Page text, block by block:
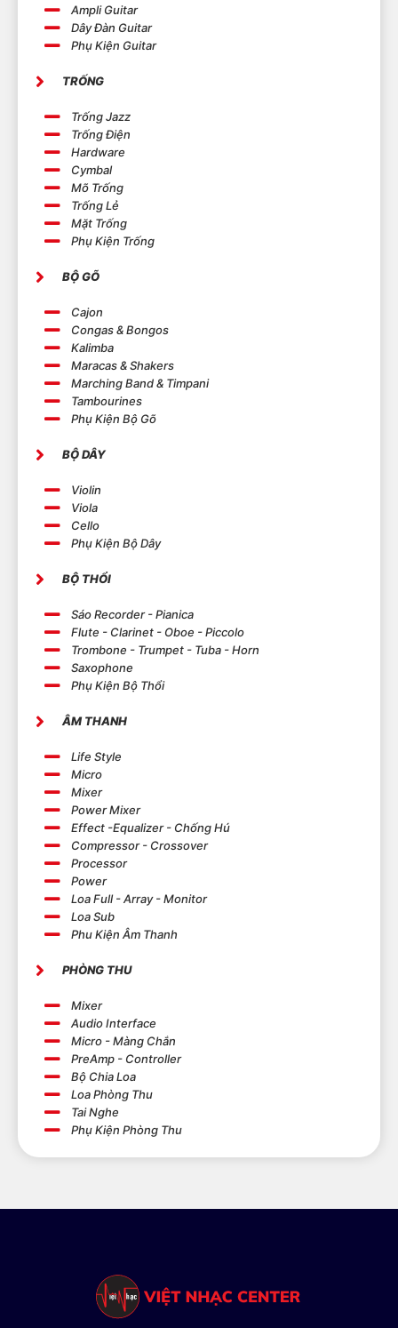
Ampli Guitar
Dây Đàn Guitar
Phụ Kiện Guitar
TRỐNG
Trống Jazz
Trống Điện
Hardware
Cymbal
Mõ Trống
Trống Lẻ
Mặt Trống
Phụ Kiện Trống
BỘ GÕ
Cajon
Congas & Bongos
Kalimba
Maracas & Shakers
Marching Band & Timpani
Tambourines
Phụ Kiện Bộ Gõ
BỘ DÂY
Violin
Viola
Cello
Phụ Kiện Bộ Dây
BỘ THỔI
Sáo Recorder - Pianica
Flute - Clarinet - Oboe - Piccolo
Trombone - Trumpet - Tuba - Horn
Saxophone
Phụ Kiện Bộ Thổi
ÂM THANH
Life Style
Micro
Mixer
Power Mixer
Effect -Equalizer - Chống Hú
Compressor - Crossover
Processor
Power
Loa Full - Array - Monitor
Loa Sub
Phu Kiện Âm Thanh
PHÒNG THU
Mixer
Audio Interface
Micro - Màng Chắn
PreAmp - Controller
Bộ Chia Loa
Loa Phòng Thu
Tai Nghe
Phụ Kiện Phòng Thu
Nếu bạn đang muốn khám phá âm nhạc mới với
chất lượng và đa dạng gặp nhau, để bạn trải